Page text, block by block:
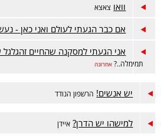
וואו צאצא
אם כבר הגעתי לעולם ואני כאן -
אני הגעתי למסקנה שהחיים זהגלגל
תמימלה..? אחרונה
יש אנשים! הרשפון הנודד
למישהו יש הדרן? איידן